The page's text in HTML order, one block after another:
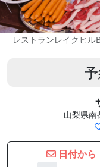
レストランレイクヒル
山梨県
日付から